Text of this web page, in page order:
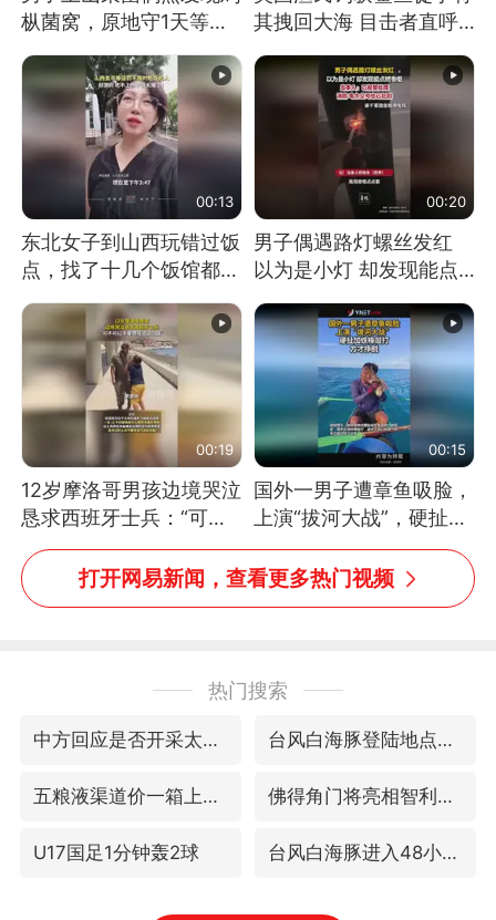
枞菌窝，原地守1天等它
其拽回大海 目击者直呼
消息）
00:13
东北女子到山西玩错过饭
点，找了十几个饭馆都没
00:20
男子偶遇路灯螺丝发红
以为是小灯 却发现能点
处理
00:19
12岁摩洛哥男孩边境哭泣
恳求西班牙士兵：“可不
可以不要把我遣返回国”
00:15
国外一男子遭章鱼吸脸，
上演“拔河大战”，硬扯加
铁棒敲打方才挣脱
打开网易新闻，查看更多热门视频
热门搜索
中方回应是否开采太平洋海底稀土资源 台风白海豚登陆地点更新
五粮液渠道价一箱上涨近百元 佛得角门将亮相智利俱乐部主场
U17国足1分钟轰2球 台风白海豚进入48小时警戒线